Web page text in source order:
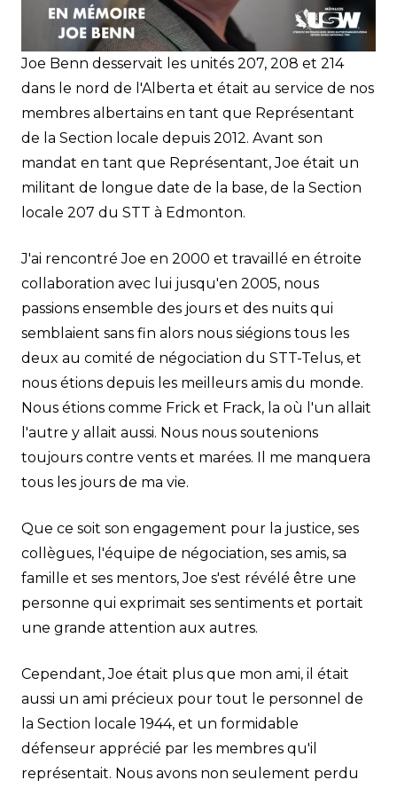
Joe Benn desservait les unités 207, 208 et 214
dans le nord de l'Alberta et était au service de nos
membres albertains en tant que Représentant
de la Section locale depuis 2012. Avant son
mandat en tant que Représentant, Joe était un
militant de longue date de la base, de la Section
locale 207 du STT à Edmonton.
J'ai rencontré Joe en 2000 et travaillé en étroite
collaboration avec lui jusqu'en 2005, nous
passions ensemble des jours et des nuits qui
semblaient sans fin alors nous siégions tous les
deux au comité de négociation du STT-Telus, et
nous étions depuis les meilleurs amis du monde.
Nous étions comme Frick et Frack, la où l'un allait
l'autre y allait aussi. Nous nous soutenions
toujours contre vents et marées. Il me manquera
tous les jours de ma vie.
Que ce soit son engagement pour la justice, ses
collègues, l'équipe de négociation, ses amis, sa
famille et ses mentors, Joe s'est révélé être une
personne qui exprimait ses sentiments et portait
une grande attention aux autres.
Cependant, Joe était plus que mon ami, il était
aussi un ami précieux pour tout le personnel de
la Section locale 1944, et un formidable
défenseur apprécié par les membres qu'il
représentait. Nous avons non seulement perdu